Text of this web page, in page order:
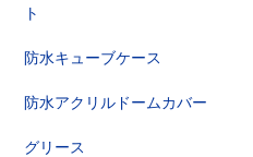
ト
防水キューブケース
防水アクリルドームカバー
グリース